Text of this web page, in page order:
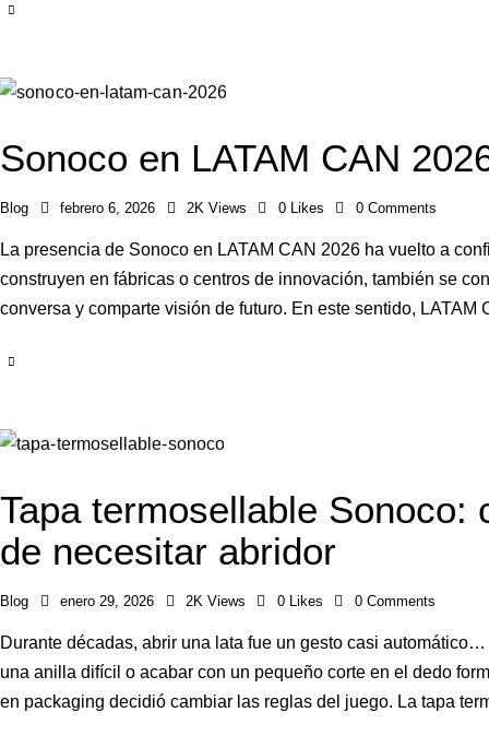
Sonoco en LATAM CAN
Blog febrero 6, 2026 2K Views 0 Likes 0 Comments
La presencia de Sonoco en LATAM CAN 2026 ha vuelto a
construyen en fábricas o centros de innovación, también se
conversa y comparte visión de futuro. En este sentido,
Tapa termosellable Sonoco:
de necesitar abridor
Blog enero 29, 2026 2K Views 0 Likes 0 Comments
Durante décadas, abrir una lata fue un gesto casi
una anilla difícil o acabar con un pequeño corte en el dedo
en packaging decidió cambiar las reglas del juego. La tapa